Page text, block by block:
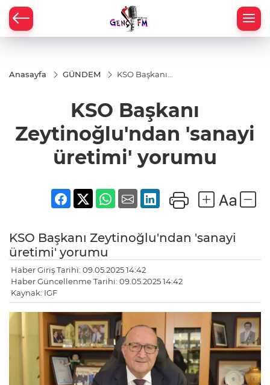
Anasayfa GÜNDEM
KSO Başkanı
yorumu
KSO Başkanı
Zeytinoğlu'ndan 'sanayi
üretimi' yorumu
KSO Başkanı Zeytinoğlu'ndan 'sanayi
üretimi' yorumu
Haber Giriş Tarihi: 09.05.2025 14:42
Haber Güncellenme Tarihi: 09.05.2025 14:42
Kaynak: IGF